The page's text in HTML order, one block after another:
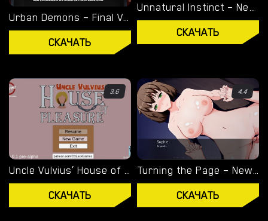
КАТЕГОРИИ
ХЕНТАЙ
МИЛФ
ОВЕРВОТЧ
ЛЕДИ ДИМИТРЕСКУ
Urban Demons – Final Version 1.1 [Nergal]
СКАЧАТЬ
Unnatural Instinct – New Version 0.6 [Merizmare]
СКАЧАТЬ
3.6
Uncle Vulvius’ House of Pleasure – New Version 0.14.1 [CherrySock]
СКАЧАТЬ
4.4
Turning the Page – New Version 0.20.1 [Azienda]
СКАЧАТЬ